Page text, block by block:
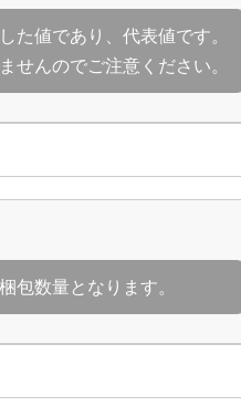
た値であり、代表値です。
せんのでご注意ください。
包数量となります。